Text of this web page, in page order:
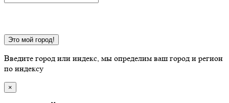
Это мой город!
Введите город или индекс, мы определим ваш город и регион
по индексу
×